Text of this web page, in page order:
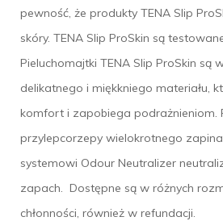
pewność, że produkty TENA Slip
skóry. TENA Slip ProSkin są
Pieluchomajtki TENA Slip ProSkin są
delikatnego i miękkniego materiału,
komfort i zapobiega podrażnieniom.
przylepcorzepy wielokrotnego
systemowi Odour Neutralizer
zapach. Dostępne są w różnych
chłonności, również w refundacji.